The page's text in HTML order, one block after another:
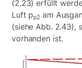
(2.23) erfüllt
Luft pp2 am
(siehe Abb. 2.43),
vorhanden ist.